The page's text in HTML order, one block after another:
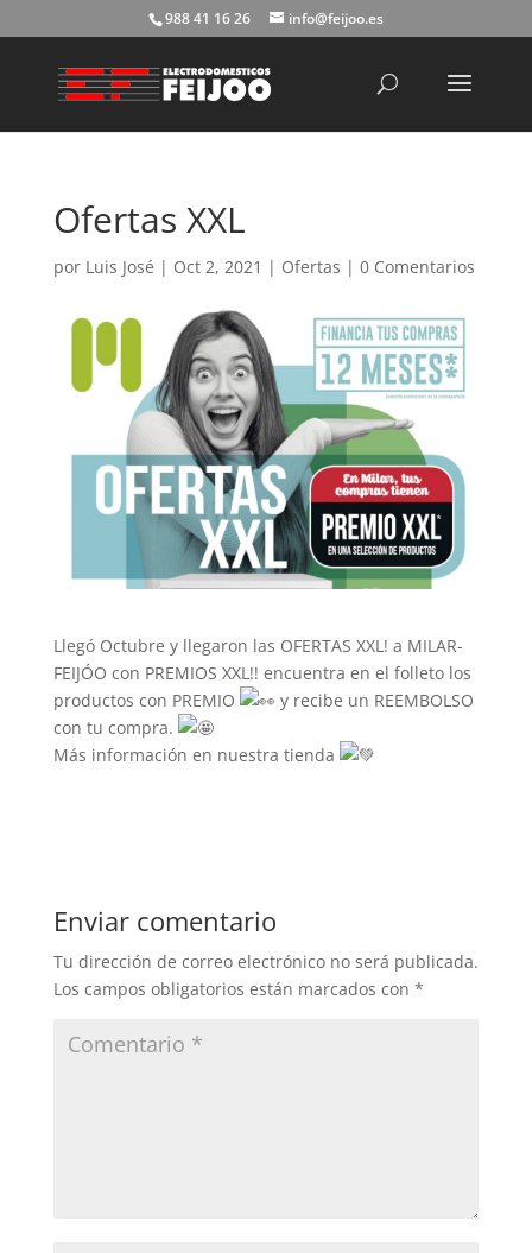
988 41 16 26 info@feijoo.es
Ofertas XXL
por Luis José | Oct 2, 2021 | Ofertas | 0 Comentarios
Llegó Octubre y llegaron las OFERTAS XXL! a MILAR-
FEIJÓO con PREMIOS XXL!! encuentra en el folleto los
productos con PREMIO
y recibe un REEMBOLSO
con tu compra.
Más información en nuestra tienda
Enviar comentario
Tu dirección de correo electrónico no será publicada.
Los campos obligatorios están marcados con *